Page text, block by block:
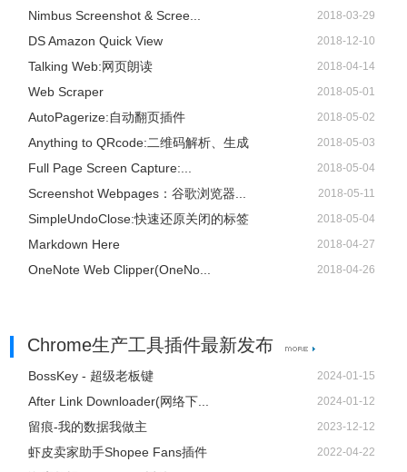
Nimbus Screenshot & Scree... 2018-03-29
DS Amazon Quick View 2018-12-10
Talking Web:网页朗读 2018-04-14
Web Scraper 2018-05-01
AutoPagerize:自动翻页插件 2018-05-02
Anything to QRcode:二维码解析、生成 2018-05-03
Full Page Screen Capture:... 2018-05-04
Screenshot Webpages：谷歌浏览器... 2018-05-11
SimpleUndoClose:快速还原关闭的标签 2018-05-04
Markdown Here 2018-04-27
OneNote Web Clipper(OneNo... 2018-04-26
Chrome生产工具插件最新发布
BossKey - 超级老板键 2024-01-15
After Link Downloader(网络下... 2024-01-12
留痕-我的数据我做主 2023-12-12
虾皮卖家助手Shopee Fans插件 2022-04-22